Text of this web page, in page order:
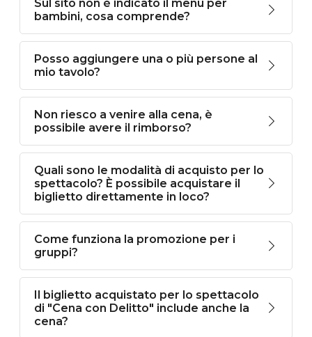
Sul sito non è indicato il menù per
bambini, cosa comprende?
Posso aggiungere una o più persone al
mio tavolo?
Non riesco a venire alla cena, è
possibile avere il rimborso?
Quali sono le modalità di acquisto per lo
spettacolo? È possibile acquistare il
biglietto direttamente in loco?
Come funziona la promozione per i
gruppi?
Il biglietto acquistato per lo spettacolo
di "Cena con Delitto" include anche la
cena?